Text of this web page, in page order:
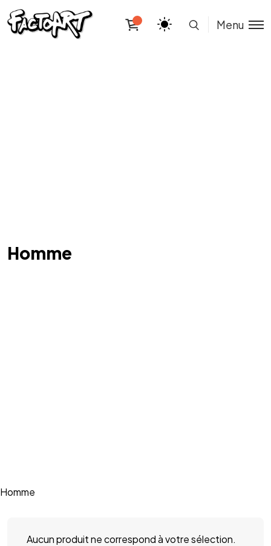
Menu
Homme
Homme
Aucun produit ne correspond à votre sélection.